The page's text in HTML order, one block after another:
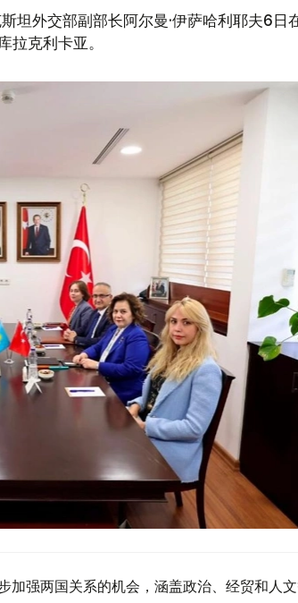
坦外交部副部长阿尔曼·伊萨哈利耶夫6日
拉克利卡亚。
加强两国关系的机会，涵盖政治、经贸和人